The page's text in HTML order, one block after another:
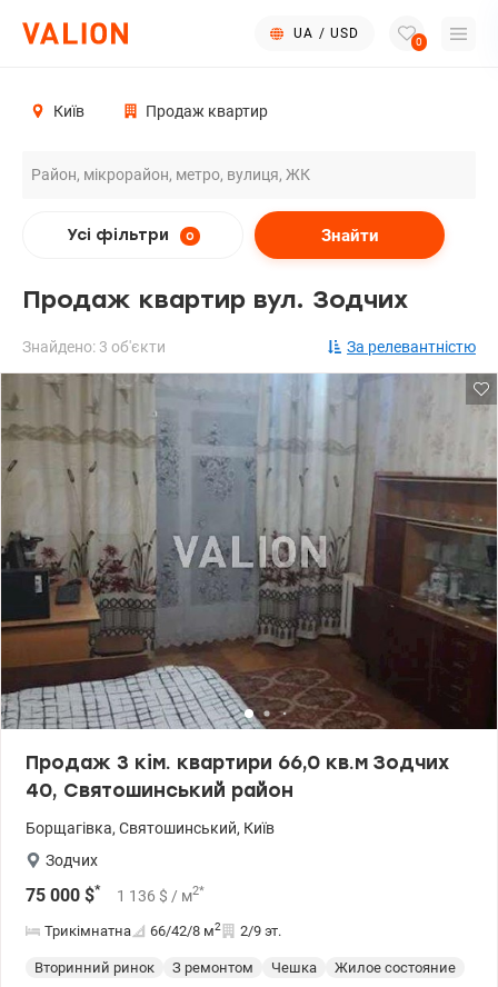
UA / USD
0
Київ Продаж квартир
Усі фільтри 0 Знайти
Продаж квартир вул. Зодчих
Знайдено: 3 об'єкти За релевантністю
Продаж 3 кім. квартири 66,0 кв.м Зодчих
40, Святошинський район
Борщагівка, Святошинський, Київ
Зодчих
75 000 $* 1 136 $ / м2*
Трикімнатна 66/42/8 м2 2/9 эт.
Вторинний ринок З ремонтом Чешка
Жилое состояние